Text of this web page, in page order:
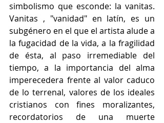
simbolismo que esconde: la vanitas.
Vanitas , "vanidad" en latín, es un
subgénero en el que el artista alude a
la fugacidad de la vida, a la fragilidad
de ésta, al paso irremediable del
tiempo, a la importancia del alma
imperecedera frente al valor caduco
de lo terrenal, valores de los ideales
cristianos con fines moralizantes,
recordatorios de una muerte